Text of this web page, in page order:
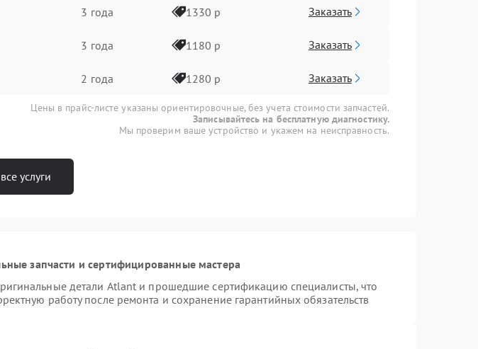
3 года 1330 р Заказать
3 года 1180 р Заказать
2 года 1280 р Заказать
Цены в прайс-листе указаны ориентировочные, без учета стоимости запчастей.
Записывайтесь на бесплатную диагностику.
Мы проверим ваше устройство и укажем на неисправность.
услуги
запчасти и сертифицированные мастера
детали Atlant и прошедшие сертификацию специалисты, что
работу после ремонта и сохранение гарантийных обязательств